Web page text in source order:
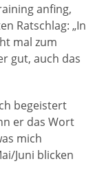
anfing,
Ratschlag: „In
mal zum
gut, auch das
begeistert
er das Wort
mich
Juni blicken